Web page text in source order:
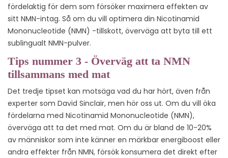
fördelaktig för dem som försöker maximera effekten av
sitt NMN-intag. Så om du vill optimera din Nicotinamid
Mononucleotide (NMN) -tillskott, överväga att byta till ett
sublingualt NMN-pulver.
Tips nummer 3 - Överväg att ta NMN
tillsammans med mat
Det tredje tipset kan motsäga vad du har hört, även från
experter som David Sinclair, men hör oss ut. Om du vill öka
fördelarna med Nicotinamid Mononucleotide (NMN),
överväga att ta det med mat. Om du är bland de 10-20%
av människor som inte känner en märkbar energiboost eller
andra effekter från NMN, försök konsumera det direkt efter